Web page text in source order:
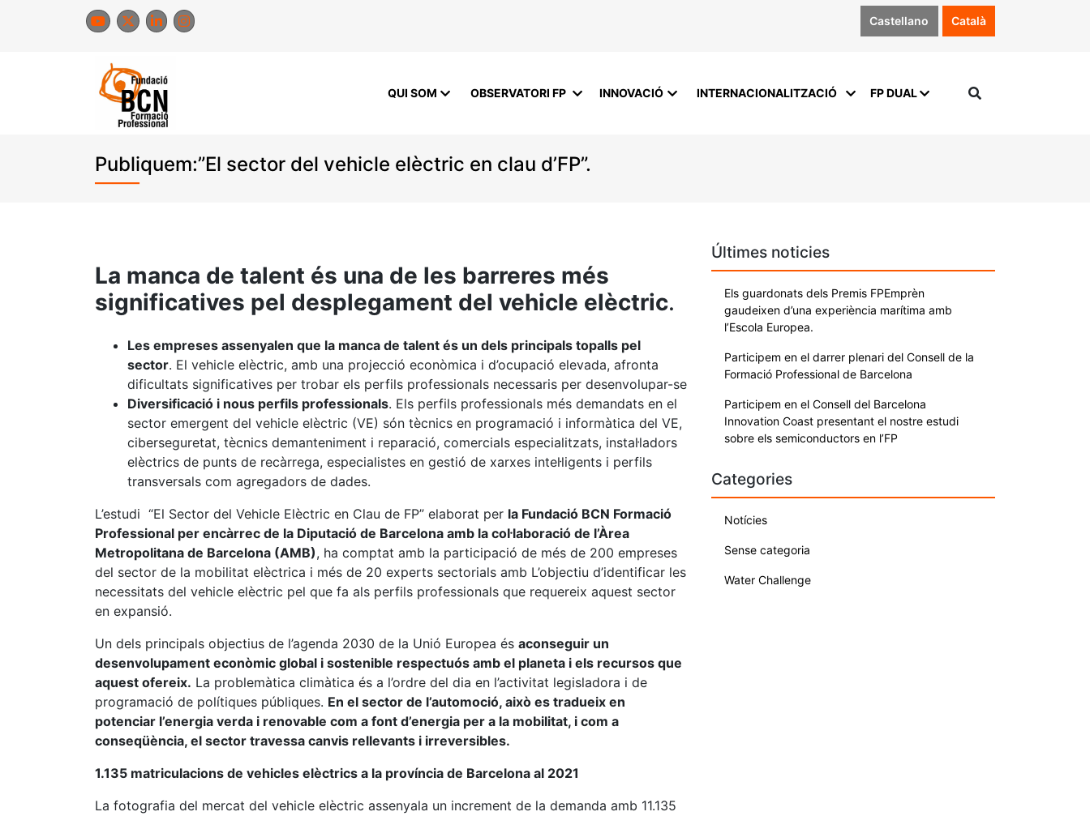
Castellano Català
Publiquem:”El sector del vehicle elèctric en clau d’FP”.
QUI SOM OBSERVATORI FP INNOVACIÓ INTERNACIONALITZACIÓ FP DUAL
La manca de talent és una de les barreres més
significatives pel desplegament del vehicle elèctric.
Les empreses assenyalen que la manca de talent és un dels principals topalls pel
sector. El vehicle elèctric, amb una projecció econòmica i d’ocupació elevada, afronta
dificultats significatives per trobar els perfils professionals necessaris per desenvolupar-se
Diversificació i nous perfils professionals. Els perfils professionals més demandats en el
sector emergent del vehicle elèctric (VE) són tècnics en programació i informàtica del VE,
ciberseguretat, tècnics demanteniment i reparació, comercials especialitzats, instal·ladors
elèctrics de punts de recàrrega, especialistes en gestió de xarxes intel·ligents i perfils
transversals com agregadors de dades.
L’estudi “El Sector del Vehicle Elèctric en Clau de FP” elaborat per la Fundació BCN Formació
Professional per encàrrec de la Diputació de Barcelona amb la col·laboració de l’Àrea
Metropolitana de Barcelona (AMB), ha comptat amb la participació de més de 200 empreses
del sector de la mobilitat elèctrica i més de 20 experts sectorials amb L’objectiu d’identificar les
necessitats del vehicle elèctric pel que fa als perfils professionals que requereix aquest sector
en expansió.
Un dels principals objectius de l’agenda 2030 de la Unió Europea és aconseguir un
desenvolupament econòmic global i sostenible respectuós amb el planeta i els recursos que
aquest ofereix. La problemàtica climàtica és a l’ordre del dia en l’activitat legisladora i de
programació de polítiques públiques. En el sector de l’automoció, això es tradueix en
potenciar l’energia verda i renovable com a font d’energia per a la mobilitat, i com a
conseqüència, el sector travessa canvis rellevants i irreversibles.
1.135 matriculacions de vehicles elèctrics a la província de Barcelona al 2021
La fotografia del mercat del vehicle elèctric assenyala un increment de la demanda amb 11.135
Últimes noticies
Els guardonats dels Premis FPEmprèn
gaudeixen d’una experiència marítima amb
l’Escola Europea.
Participem en el darrer plenari del Consell de la
Formació Professional de Barcelona
Participem en el Consell del Barcelona
Innovation Coast presentant el nostre estudi
sobre els semiconductors en l’FP
Categories
Notícies
Sense categoria
Water Challenge